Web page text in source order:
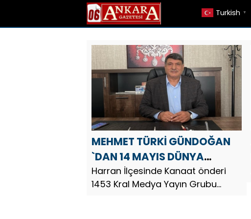
Turkish ▼
MEHMET TÜRKİ GÜNDOĞAN
`DAN 14 MAYIS DÜNYA
ÇİFTÇİLER GÜNÜ MESAJI
Harran İlçesinde Kanaat önderi
1453 Kral Medya Yayın Grubu